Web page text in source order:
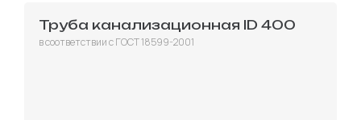
Труба канализационная ID 400
в соответствии с ГОСТ 18599-2001